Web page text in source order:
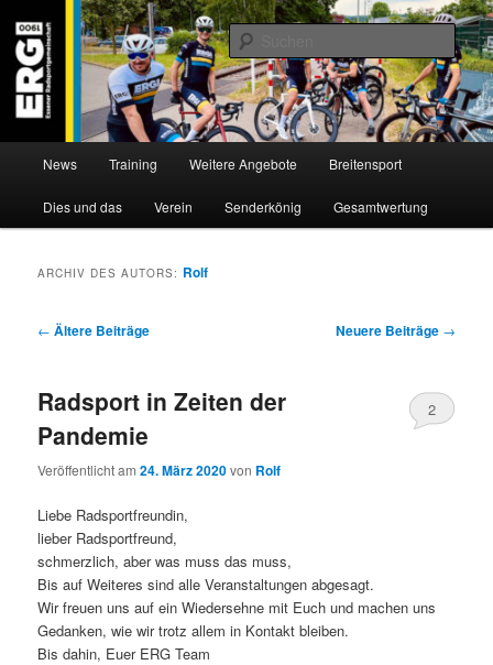
Inhalt
wechseln
sekundären
Inhalt
wechselnERG 1900 e.V
Willkommen bei der Essener Radsportgemeinschaft
News Training Weitere Angebote Breitensport
Dies und das Verein Senderkönig Gesamtwertung
ARCHIV DES AUTORS: Rolf
Beitragsnavigation
← Ältere Beiträge Neuere Beiträge →
Radsport in Zeiten der
Pandemie
Veröffentlicht am24. März 2020von Rolf
2
Liebe Radsportfreundin,
lieber Radsportfreund,
schmerzlich, aber was muss das muss,
Bis auf Weiteres sind alle Veranstaltungen abgesagt.
Wir freuen uns auf ein Wiedersehne mit Euch und machen uns
Gedanken, wie wir trotz allem in Kontakt bleiben.
Bis dahin, Euer ERG Team